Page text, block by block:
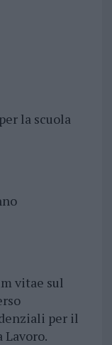
la scuola
vitae sul
per il